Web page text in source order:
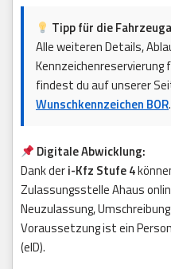
Tipp für die
Alle weiteren Details,
findest du auf unserer
Wunschkennzeichen BOR.
Digitale Abwicklung:
Dank deri-Kfz Stufe 4
Zulassungsstelle Ahaus
Neuzulassung,
Voraussetzung ist ein
(eID).